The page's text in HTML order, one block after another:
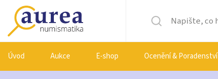
Úvod Aukce E-shop Ocenění & Poradenství